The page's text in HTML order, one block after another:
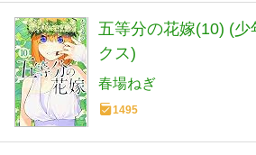
五等分の花嫁(10) (少
クス)
春場ねぎ
1495